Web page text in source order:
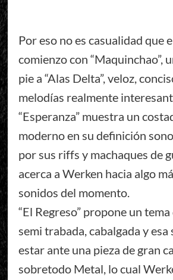
Por eso no es casualidad que
comienzo con “Maquinchao”,
pie a “Alas Delta”, veloz,
melodías realmente
“Esperanza” muestra un
moderno en su definición
por sus riffs y machaques de
acerca a Werken hacia algo
sonidos del momento.
“El Regreso” propone un
semi trabada, cabalgada y esa
estar ante una pieza de gran
sobretodo Metal, lo cual